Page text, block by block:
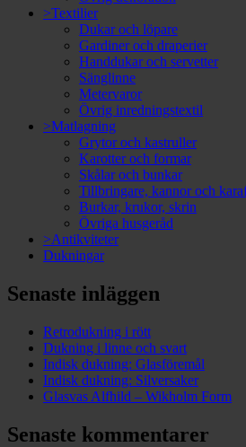
>Textilier
Dukar och löpare
Gardiner och draperier
Handdukar och servetter
Sänglinne
Metervaror
Övrig inredningstextil
>Matlagning
Grytor och kastruller
Karotter och formar
Skålar och bunkar
Tillbringare, kannor och
Burkar, krukor, skrin
Övriga husgeråd
>Antikviteter
Dukningar
Senaste inläggen
Retrodukning i rött
Dukning i linne och svart
Indisk dukning: Glasföremål
Indisk dukning: Silversaker
Glasvas Alfhild – Wikholm Form
Senaste kommentarer